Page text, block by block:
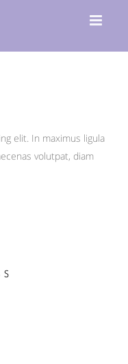
elit. In maximus ligula
volutpat, diam